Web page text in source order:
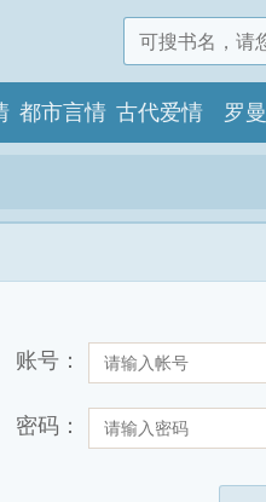
都市言情 古代爱情 罗
账号：
密码：